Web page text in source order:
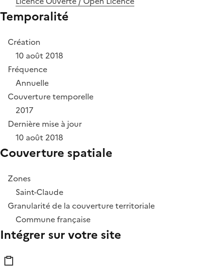
Temporalité
Création
10 août 2018
Fréquence
Annuelle
Couverture temporelle
2017
Dernière mise à jour
10 août 2018
Couverture spatiale
Zones
Saint-Claude
Granularité de la couverture territoriale
Commune française
Intégrer sur votre site